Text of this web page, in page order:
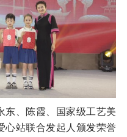
、陈霞、国家级工艺美
心站联合发起人颁发荣誉